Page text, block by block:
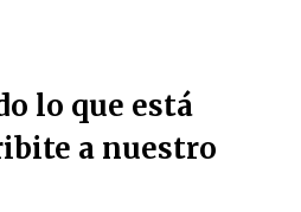
lo que está
a nuestro